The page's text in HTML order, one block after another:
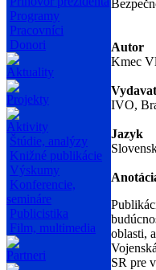
Programy
Pracovníci
Donori
Aktuality
Projekty
Aktivity
Štúdie, analýzy
Knižné publikácie
Výskumy
Konferencie,
semináre
Publicistika
Film, multimedia
Partneri
Autor
Kmec
IVO,
Jazyk
oblasti,
SR pre